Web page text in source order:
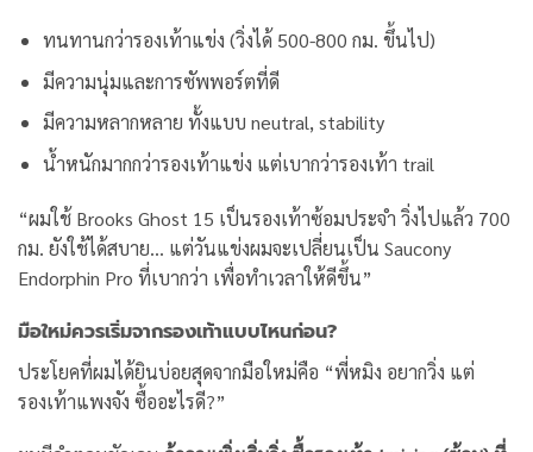
ทนทานกว่ารองเท้าแข่ง (วิ่งได้ 500-800 กม. ขึ้นไป)
มีความนุ่มและการซัพพอร์ตที่ดี
มีความหลากหลาย ทั้งแบบ neutral, stability
น้ำหนักมากกว่ารองเท้าแข่ง แต่เบากว่ารองเท้า trail
“ผมใช้ Brooks Ghost 15 เป็นรองเท้าซ้อมประจำ วิ่งไปแล้ว 700
กม. ยังใช้ได้สบาย… แต่วันแข่งผมจะเปลี่ยนเป็น Saucony
Endorphin Pro ที่เบากว่า เพื่อทำเวลาให้ดีขึ้น”
มือใหม่ควรเริ่มจากรองเท้าแบบไหนก่อน?
ประโยคที่ผมได้ยินบ่อยสุดจากมือใหม่คือ “พี่หมิง อยากวิ่ง แต่
รองเท้าแพงจัง ซื้ออะไรดี?”